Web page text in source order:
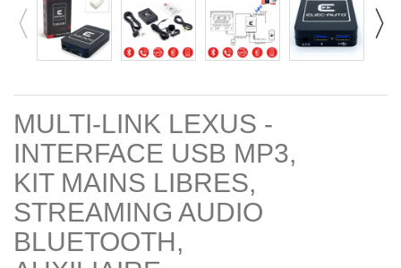
MULTI-LINK LEXUS -
INTERFACE USB MP3,
KIT MAINS LIBRES,
STREAMING AUDIO
BLUETOOTH,